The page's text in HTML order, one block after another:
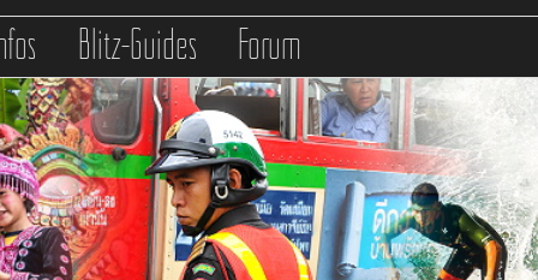
Blitz-Guides Forum